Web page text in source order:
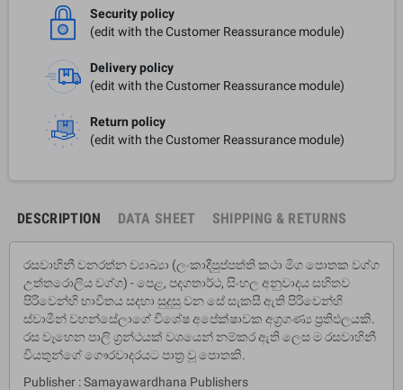
Security policy
(edit with the Customer Reassurance module)
Delivery policy
(edit with the Customer Reassurance module)
Return policy
(edit with the Customer Reassurance module)
DESCRIPTION DATA SHEET SHIPPING & RETURNS
රසවාහිනී වනරත්න ව්‍යාඛ්‍යා (ලංකාදීපුප්පත්ති කථා මිග පොතක වග්ග
උත්තරොලිය වග්ග) - පෙළ, පදගතාර්ථ, සිංහල අනුවාදය සහිතව
පිරිවෙන්හි භාවිතය සදහා සුදුසු වන සේ සැකසී ඇති පිරිවෙන්හි
ස්වාමීන් වහන්සේලාගේ විශේෂ අපේක්ෂාවක අග‍්‍රගණ්‍ය ප‍්‍රතිඵලයකි.
රස වෑහෙන පාලි ග‍්‍රන්ථයක් වශයෙන් නම්කර ඇති ලෙස ම රසවාහිනී
වියතුන්ගේ ගෞරවාදරයට පාත‍්‍ර වූ පොතකි.
Publisher : Samayawardhana Publishers